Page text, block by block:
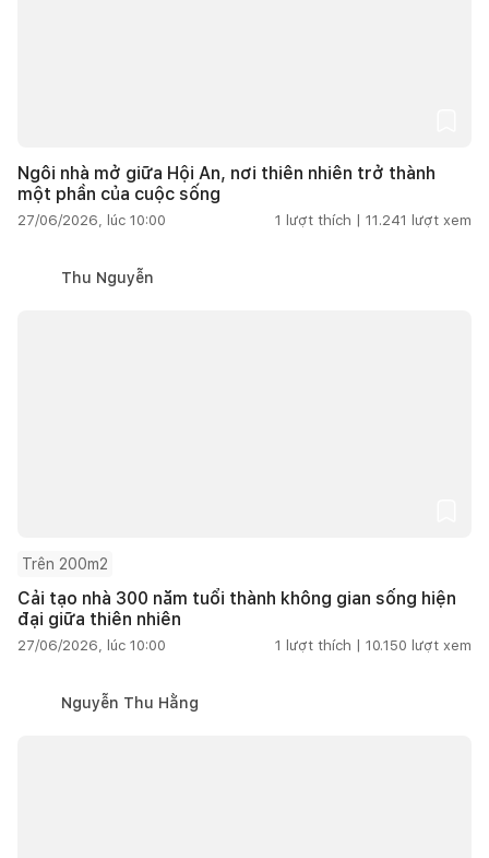
Ngôi nhà mở giữa Hội An, nơi thiên nhiên trở thành
một phần của cuộc sống
27/06/2026, lúc 10:00 1 lượt thích | 11.241 lượt xem
Thu Nguyễn
Trên 200m2
Cải tạo nhà 300 năm tuổi thành không gian sống hiện
đại giữa thiên nhiên
27/06/2026, lúc 10:00 1 lượt thích | 10.150 lượt xem
Nguyễn Thu Hằng